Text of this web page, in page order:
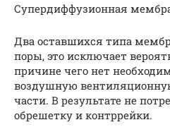
Супердиффузионная
Два оставшихся типа
поры, это исключает
причине чего нет
воздушную
части. В результате не
обрешетку и контррейки.